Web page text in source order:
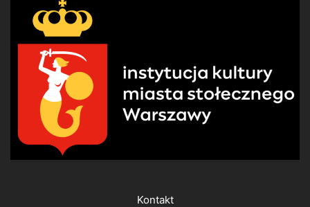
Kontakt